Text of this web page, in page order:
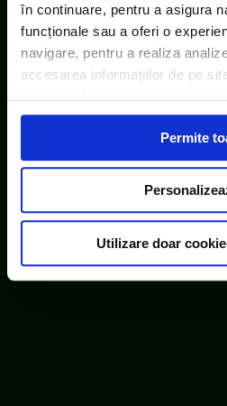
în continuare, pentru a asigura
funcționale sau a oferi o
navigare, pentru a realiza
accesarea informațiilor de pe
acești identificatori online sunt
(cookie-uri primare), alții sunt
diferit de domeniul site-ului web
uri terțe). Găsiți în ferestrele
consimțământul cu privire la
Permite
Utilizare doar